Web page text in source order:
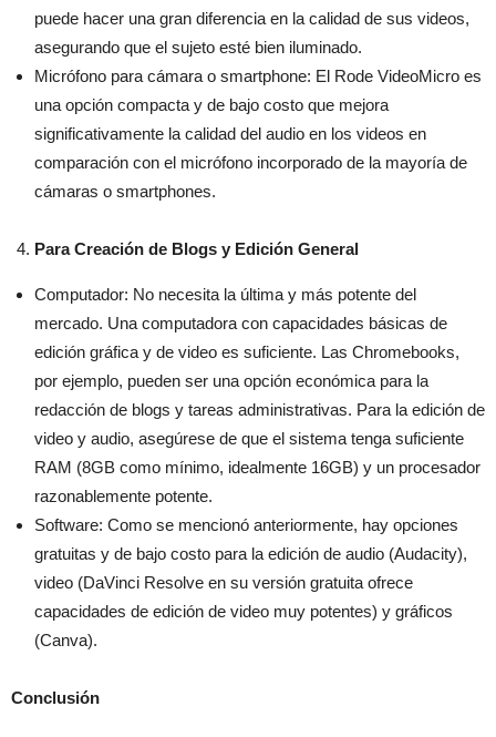
puede hacer una gran diferencia en la calidad de sus videos,
asegurando que el sujeto esté bien iluminado.
Micrófono para cámara o smartphone: El Rode VideoMicro es
una opción compacta y de bajo costo que mejora
significativamente la calidad del audio en los videos en
comparación con el micrófono incorporado de la mayoría de
cámaras o smartphones.
Para Creación de Blogs y Edición General
Computador: No necesita la última y más potente del
mercado. Una computadora con capacidades básicas de
edición gráfica y de video es suficiente. Las Chromebooks,
por ejemplo, pueden ser una opción económica para la
redacción de blogs y tareas administrativas. Para la edición de
video y audio, asegúrese de que el sistema tenga suficiente
RAM (8GB como mínimo, idealmente 16GB) y un procesador
razonablemente potente.
Software: Como se mencionó anteriormente, hay opciones
gratuitas y de bajo costo para la edición de audio (Audacity),
video (DaVinci Resolve en su versión gratuita ofrece
capacidades de edición de video muy potentes) y gráficos
(Canva).
Conclusión